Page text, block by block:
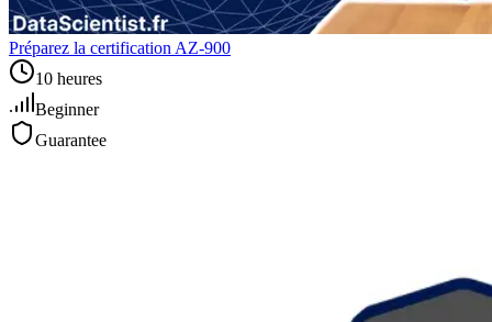
Préparez la certification AZ-900
10 heures
Beginner
Guarantee